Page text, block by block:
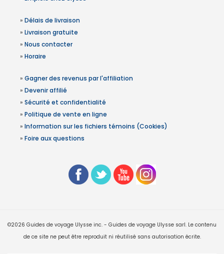
» Délais de livraison
» Livraison gratuite
» Nous contacter
» Horaire
» Gagner des revenus par l'affiliation
» Devenir affilié
» Sécurité et confidentialité
» Politique de vente en ligne
» Information sur les fichiers témoins (Cookies)
» Foire aux questions
©2026 Guides de voyage Ulysse inc. - Guides de voyage Ulysse sarl. Le contenu
de ce site ne peut être reproduit ni réutilisé sans autorisation écrite.